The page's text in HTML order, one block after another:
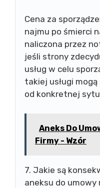
Cena za
najmu po śmierci
naliczona przez
jeśli strony
usług w celu
takiej usługi
od konkretnej
Aneks Do
Firmy - Wzór
7. Jakie są
aneksu do umowy